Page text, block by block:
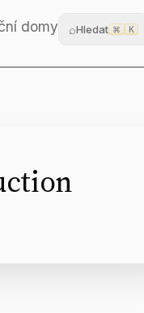
domy ⌕Hledat ⌘ K